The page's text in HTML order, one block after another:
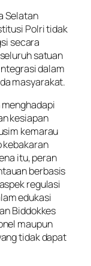
Selatan
Polri tidak
secara
satuan
dalam
masyarakat.
kesiapan
kemarau
kebakaran
itu, peran
berbasis
regulasi
edukasi
Biddokkes
maupun
tidak dapat